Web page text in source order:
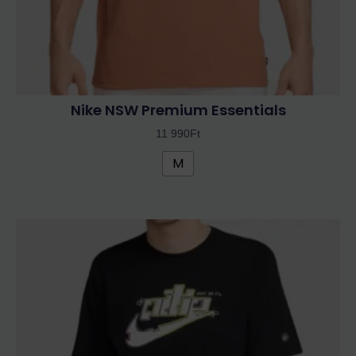
Nike NSW Premium Essentials
11 990Ft
M
a
több
variációja
van.